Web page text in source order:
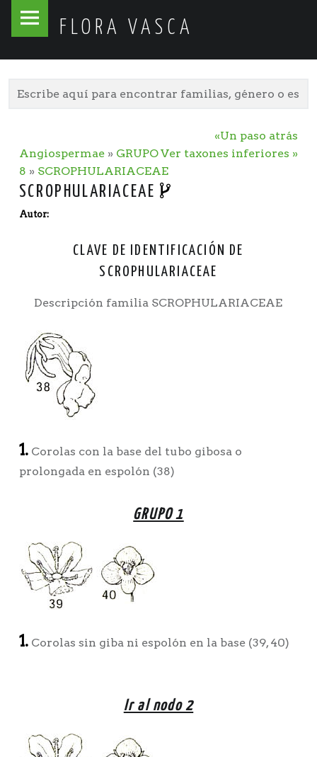
FLORA VASCA
Flora
Skip
«Un paso atrás
Ver taxones inferiores »
Angiospermae» GRUPO
8 » SCROPHULARIACEAE
SCROPHULARIACEAE
Autor:
CLAVE DE IDENTIFICACIÓN DE
SCROPHULARIACEAE
Descripción familia SCROPHULARIACEAE
1.Corolas con la base del tubo gibosa o
prolongada en espolón (38)
GRUPO 1
1.Corolas sin giba ni espolón en la base (39, 40)
Ir al nodo 2